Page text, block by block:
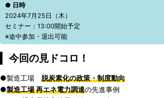
● 日時
2024年7月25日（木）
セミナー：13:00開始予定
※途中参加・退出可能
今回の見ドコロ！
●製造工場脱炭素化の政策・制度動向
●製造工場 再エネ電力調達の先進事例